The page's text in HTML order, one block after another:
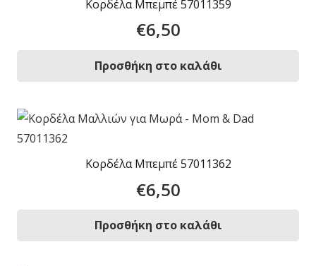
Κορδέλα Μπεμπέ 57011359
€6,50
Προσθήκη στο καλάθι
Κορδέλα Μπεμπέ 57011362
€6,50
Προσθήκη στο καλάθι